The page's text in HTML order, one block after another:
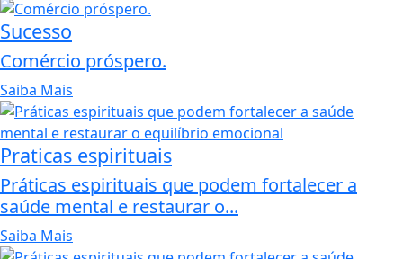
Sucesso
Comércio próspero.
Saiba Mais
Praticas espirituais
Práticas espirituais que podem fortalecer a
saúde mental e restaurar o...
Saiba Mais